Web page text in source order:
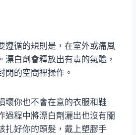
遵循的規則是，在室外或痛風
漂白劑會釋放出有毒的氣體，
閉的空間裡操作。
壞你也不會在意的衣服和鞋
過程中將漂白劑灑出也沒有關
扎好你的頭髮，戴上塑膠手